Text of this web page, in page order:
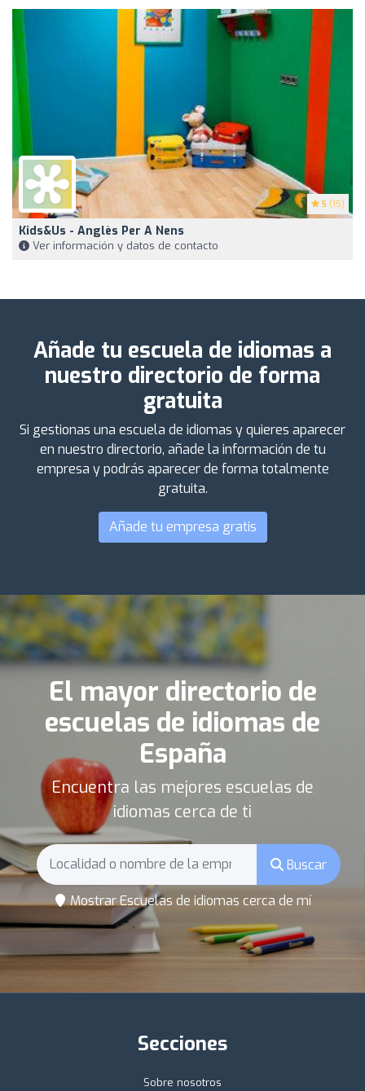
5 (15)
Kids&Us - Anglès Per A Nens
Ver información y datos de contacto
Añade tu escuela de idiomas a
nuestro directorio de forma
gratuita
Si gestionas una escuela de idiomas y quieres aparecer
en nuestro directorio, añade la información de tu
empresa y podrás aparecer de forma totalmente
gratuita.
Añade tu empresa gratis
El mayor directorio de
escuelas de idiomas de
España
Encuentra las mejores escuelas de
idiomas cerca de ti
Buscar
Mostrar Escuelas de idiomas cerca de mí
Secciones
Sobre nosotros